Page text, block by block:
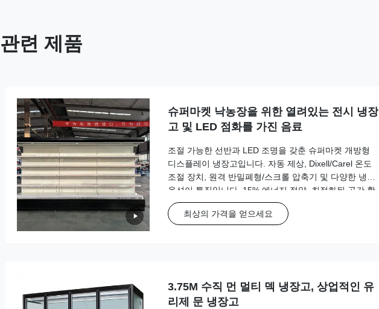
관련 제품
슈퍼마켓 낙농장을 위한 열려있는 전시 냉장
고 및 LED 점화를 가진 음료
조절 가능한 선반과 LED 조명을 갖춘 슈퍼마켓 개방형
디스플레이 냉장고입니다. 자동 제상, Dixell/Carel 온도
조절 장치, 원격 반밀폐형/스크롤 압축기 및 다양한 냉매
옵션이 특징입니다. 15% 에너지 절약, 최적화된 공간 활
용 및 맞춤형 색상 선택을 제공합니다.
최상의 가격을 얻으세요
3.75M 수직 먼 멀티 덱 냉장고, 상업적인 유
리제 문 냉장고